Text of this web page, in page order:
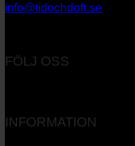
info@tidochdoft.se
FÖLJ OSS
INFORMATION